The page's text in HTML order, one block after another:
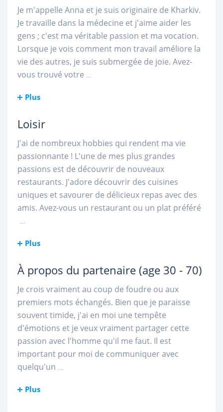
Je m'appelle Anna et je suis originaire de Kharkiv.
Je travaille dans la médecine et j'aime aider les
gens ; c'est ma véritable passion et ma vocation.
Lorsque je vois comment mon travail améliore la
vie des autres, je suis submergée de joie. Avez-
vous trouvé votre ...
Plus
Loisir
J'ai de nombreux hobbies qui rendent ma vie
passionnante ! L'une de mes plus grandes
passions est de découvrir de nouveaux
restaurants. J'adore découvrir des cuisines
uniques et savourer de délicieux repas avec des
amis. Avez-vous un restaurant ou un plat préféré
...
Plus
À propos du partenaire (age 30 - 70)
Je crois vraiment au coup de foudre ou aux
premiers mots échangés. Bien que je paraisse
souvent timide, j'ai en moi une tempête
d'émotions et je veux vraiment partager cette
passion avec l'homme qu'il me faut. Il est
important pour moi de communiquer avec
quelqu'un ...
Plus